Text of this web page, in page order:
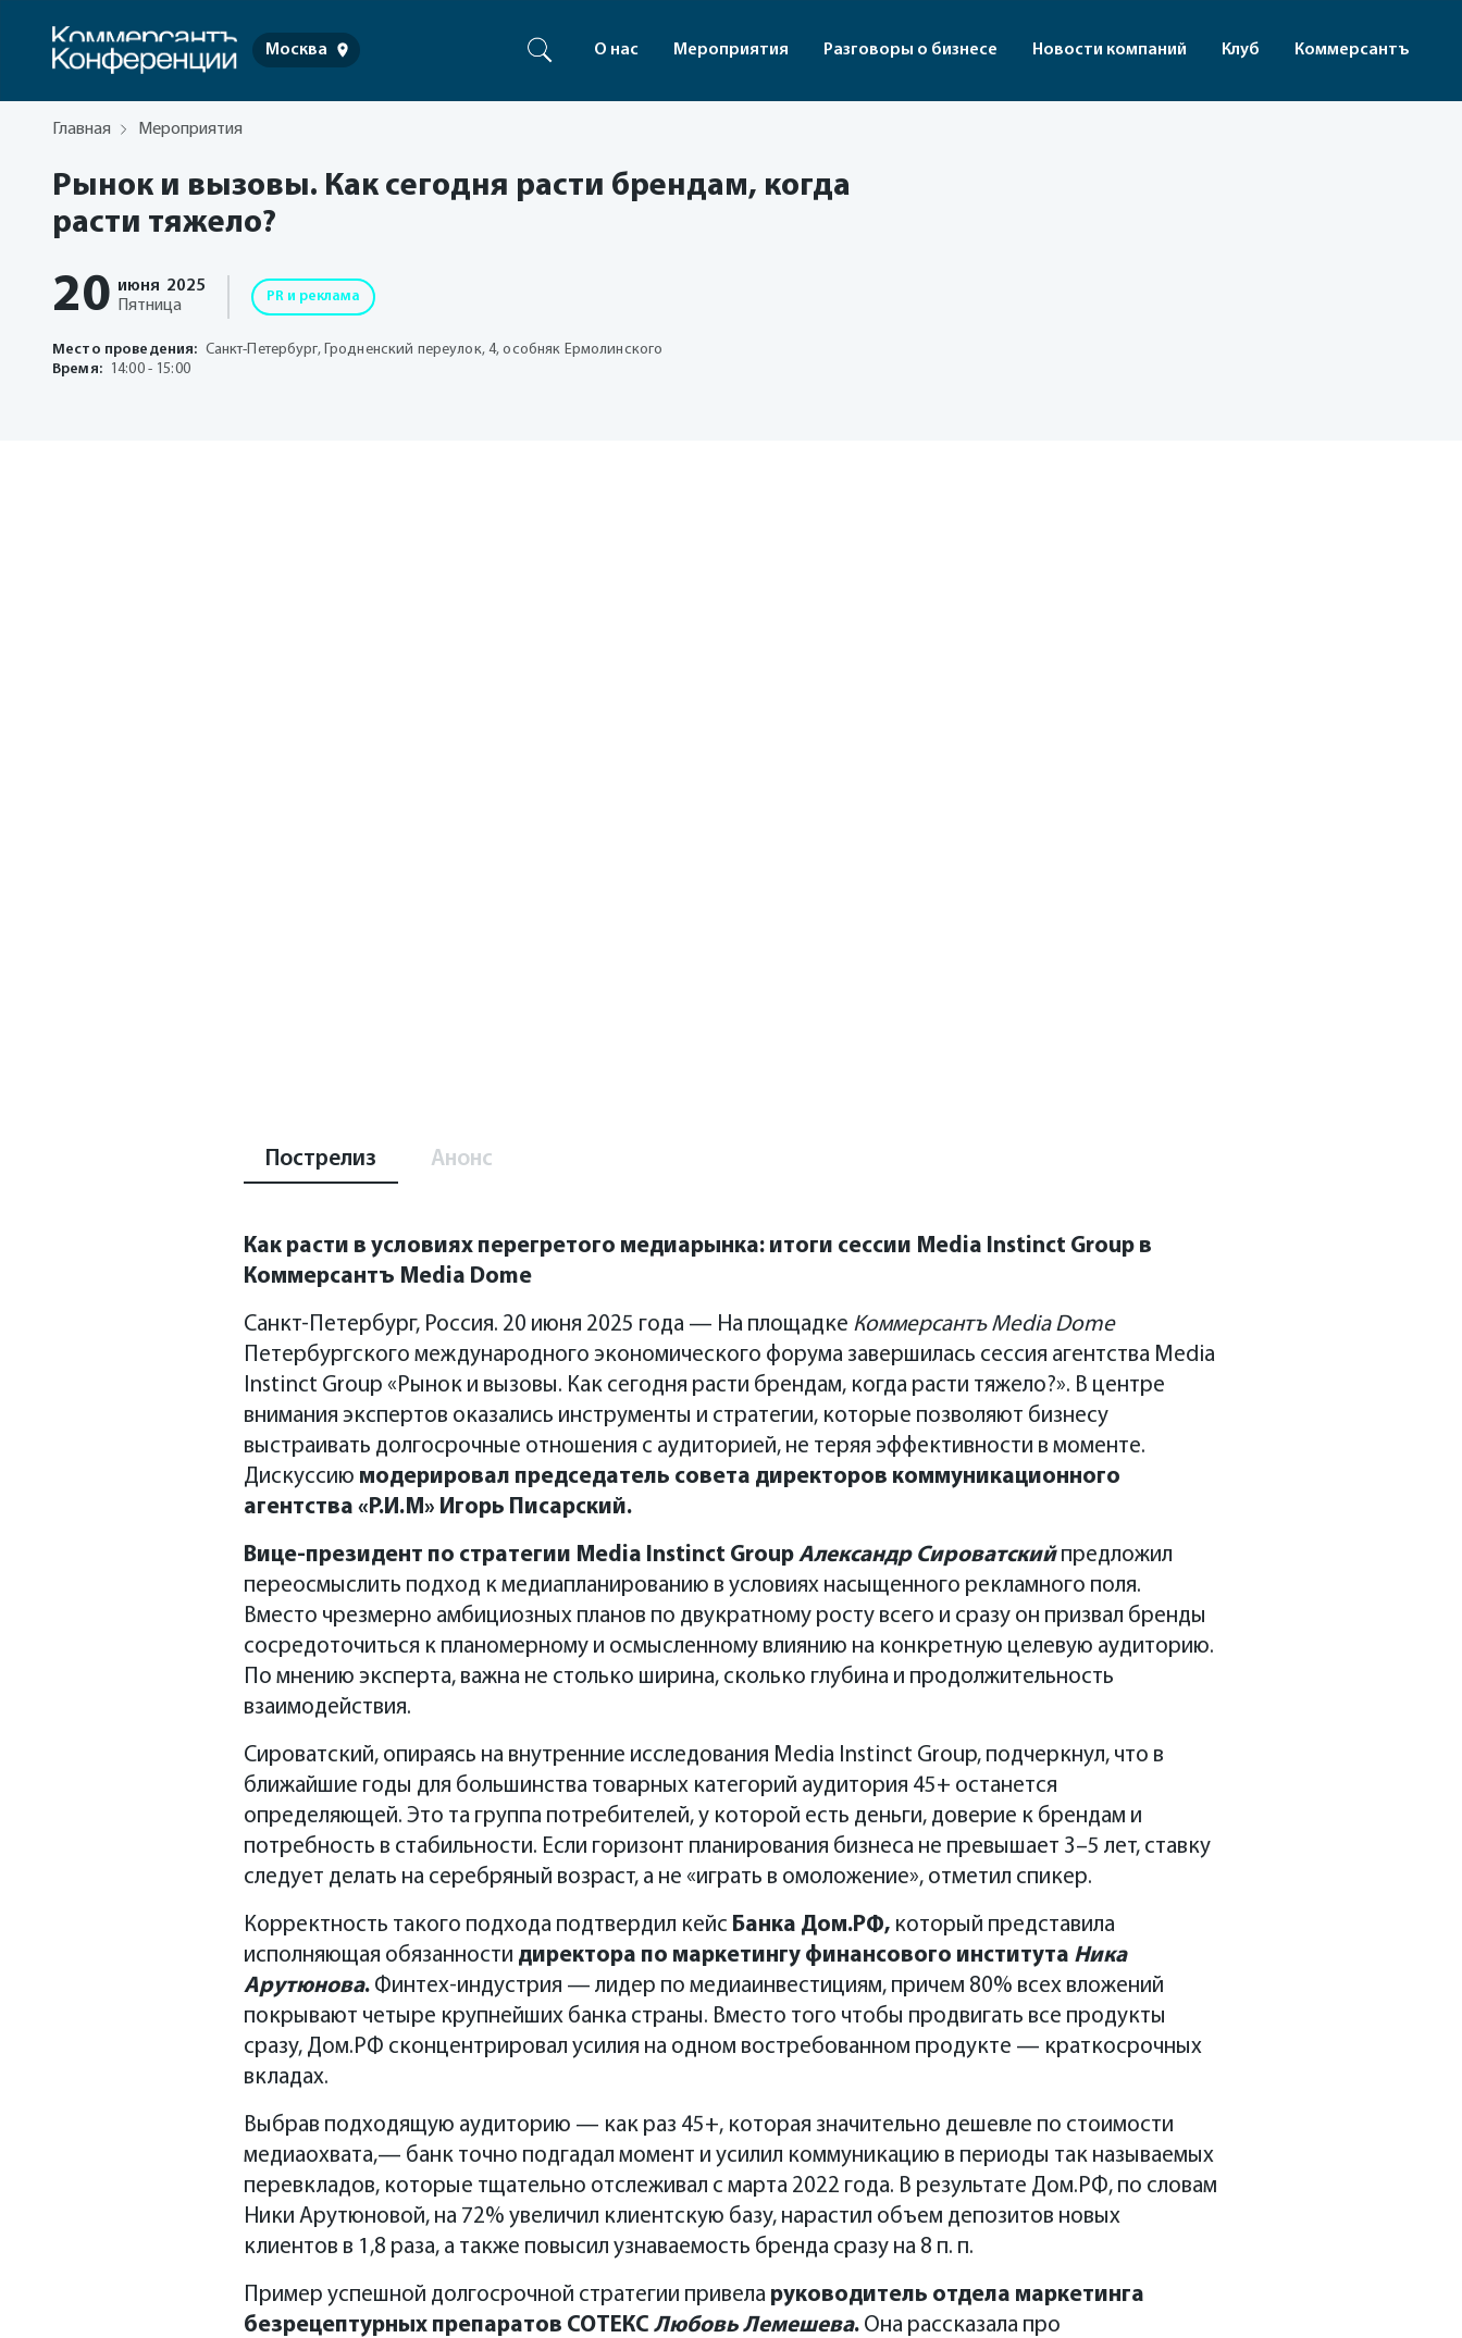
Москва О нас Мероприятия Разговоры о бизнесе Новости компаний Клуб Коммерсантъ
Главная Мероприятия
Рынок и вызовы. Как сегодня расти брендам, когда
расти тяжело?
20 июня 2025
Пятница
PR и реклама
Место проведения: Санкт-Петербург, Гродненский переулок, 4, особняк Ермолинского
Время:
14:00 - 15:00
Пострелиз Анонс
Как расти в условиях перегретого медиарынка: итоги сессии Media Instinct Group в
Коммерсантъ Media Dome
Санкт-Петербург, Россия. 20 июня 2025 года — На площадке Коммерсантъ Media Dome
Петербургского международного экономического форума завершилась сессия агентства Media
Instinct Group «Рынок и вызовы. Как сегодня расти брендам, когда расти тяжело?». В центре
внимания экспертов оказались инструменты и стратегии, которые позволяют бизнесу
выстраивать долгосрочные отношения с аудиторией, не теряя эффективности в моменте.
Дискуссию модерировал председатель совета директоров коммуникационного
агентства «Р.И.М» Игорь Писарский.
Вице-президент по стратегии Media Instinct GroupАлександр Сироватскийпредложил
переосмыслить подход к медиапланированию в условиях насыщенного рекламного поля.
Вместо чрезмерно амбициозных планов по двукратному росту всего и сразу он призвал бренды
сосредоточиться к планомерному и осмысленному влиянию на конкретную целевую аудиторию.
По мнению эксперта, важна не столько ширина, сколько глубина и продолжительность
взаимодействия.
Сироватский, опираясь на внутренние исследования Media Instinct Group, подчеркнул, что в
ближайшие годы для большинства товарных категорий аудитория 45+ останется
определяющей. Это та группа потребителей, у которой есть деньги, доверие к брендам и
потребность в стабильности. Если горизонт планирования бизнеса не превышает 3–5 лет, ставку
следует делать на серебряный возраст, а не «играть в омоложение», отметил спикер.
Корректность такого подхода подтвердил кейс Банка Дом.РФ, который представила
исполняющая обязанности директора по маркетингу финансового института Ника
Арутюнова. Финтех-индустрия — лидер по медиаинвестициям, причем 80% всех вложений
покрывают четыре крупнейших банка страны. Вместо того чтобы продвигать все продукты
сразу, Дом.РФ сконцентрировал усилия на одном востребованном продукте — краткосрочных
вкладах.
Выбрав подходящую аудиторию — как раз 45+, которая значительно дешевле по стоимости
медиаохвата,— банк точно подгадал момент и усилил коммуникацию в периоды так называемых
перевкладов, которые тщательно отслеживал с марта 2022 года. В результате Дом.РФ, по словам
Ники Арутюновой, на 72% увеличил клиентскую базу, нарастил объем депозитов новых
клиентов в 1,8 раза, а также повысил узнаваемость бренда сразу на 8 п. п.
Пример успешной долгосрочной стратегии привела руководитель отдела маркетинга
безрецептурных препаратов СОТЕКС Любовь Лемешева. Она рассказала про